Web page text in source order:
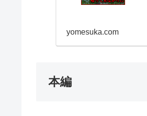
yomesuka.com
本編